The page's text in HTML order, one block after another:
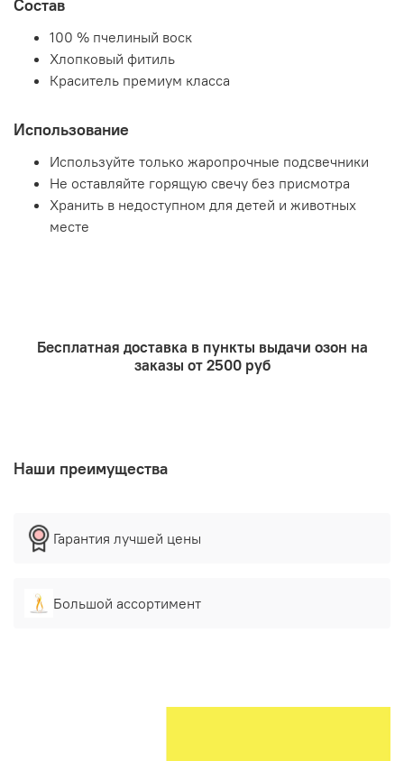
Состав
100 % пчелиный воск
Хлопковый фитиль
Краситель премиум класса
Использование
Используйте только жаропрочные подсвечники
Не оставляйте горящую свечу без присмотра
Хранить в недоступном для детей и животных
месте
Бесплатная доставка в пункты выдачи озон на
заказы от 2500 руб
Наши преимущества
Гарантия лучшей цены
Большой ассортимент